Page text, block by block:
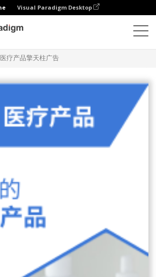
Visual Paradigm Desktop
疗产品擎天柱广告